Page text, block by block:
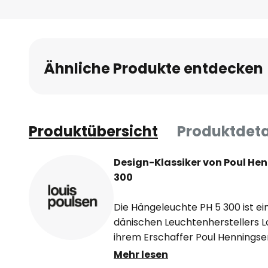
Ähnliche Produkte entdecken
Produktübersicht
Design-Klassiker von Poul
300
Die Hängeleuchte PH 5 300 ist
dänischen Leuchtenherstellers
ihrem Erschaffer Poul
neben seiner Funktion als
Mehr lesen